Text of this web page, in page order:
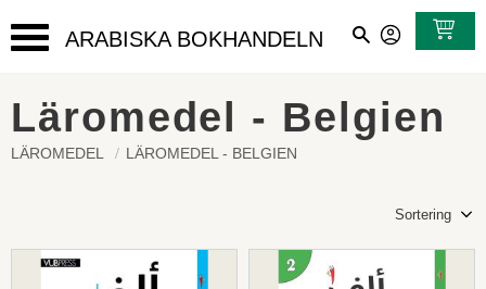
Meny ARABISKA BOKHANDELN
Läromedel - Belgien
LÄROMEDEL LÄROMEDEL - BELGIEN